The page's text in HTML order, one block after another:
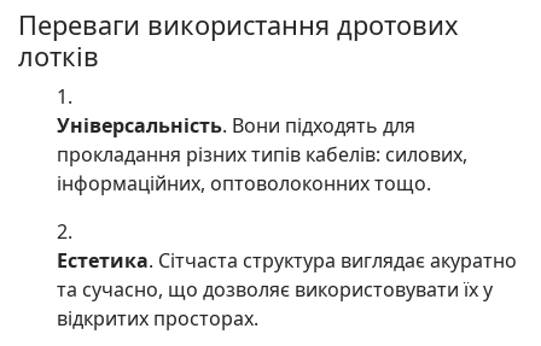
Переваги використання дротових
лотків
Універсальність. Вони підходять для
прокладання різних типів кабелів: силових,
інформаційних, оптоволоконних тощо.
Естетика. Сітчаста структура виглядає акуратно
та сучасно, що дозволяє використовувати їх у
відкритих просторах.